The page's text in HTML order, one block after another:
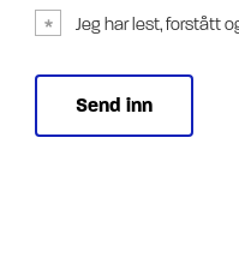
Jeg har lest, forstått